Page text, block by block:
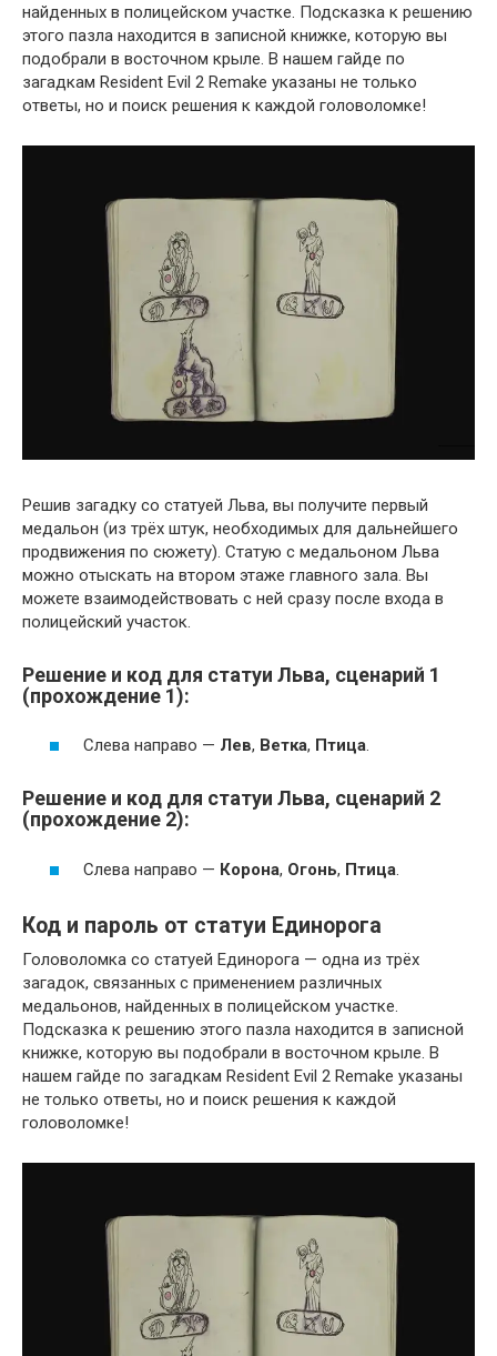
найденных в полицейском участке. Подсказка к решению
этого пазла находится в записной книжке, которую вы
подобрали в восточном крыле. В нашем гайде по
загадкам Resident Evil 2 Remake указаны не только
ответы, но и поиск решения к каждой головоломке!
Решив загадку со статуей Льва, вы получите первый
медальон (из трёх штук, необходимых для дальнейшего
продвижения по сюжету). Статую с медальоном Льва
можно отыскать на втором этаже главного зала. Вы
можете взаимодействовать с ней сразу после входа в
полицейский участок.
Решение и код для статуи Льва, сценарий 1
(прохождение 1):
Слева направо — Лев, Ветка, Птица.
Решение и код для статуи Льва, сценарий 2
(прохождение 2):
Слева направо — Корона, Огонь, Птица.
Код и пароль от статуи Единорога
Головоломка со статуей Единорога — одна из трёх
загадок, связанных с применением различных
медальонов, найденных в полицейском участке.
Подсказка к решению этого пазла находится в записной
книжке, которую вы подобрали в восточном крыле. В
нашем гайде по загадкам Resident Evil 2 Remake указаны
не только ответы, но и поиск решения к каждой
головоломке!